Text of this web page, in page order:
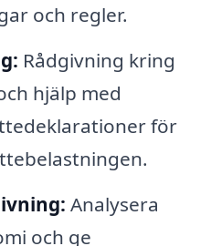
och regler.
Rådgivning kring
hjälp med
för
Analysera
och ge